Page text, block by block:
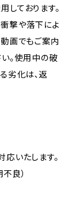
ております。
撃や落下によ
画でもご案内
。使用中の破
劣化は、返
いたします。
良）